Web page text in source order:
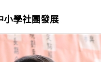
小學社團發展